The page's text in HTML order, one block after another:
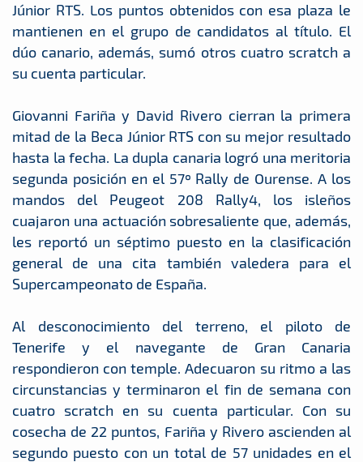
Júnior RTS. Los puntos obtenidos con esa plaza le
mantienen en el grupo de candidatos al título. El
dúo canario, además, sumó otros cuatro scratch a
su cuenta particular.
Giovanni Fariña y David Rivero cierran la primera
mitad de la Beca Júnior RTS con su mejor resultado
hasta la fecha. La dupla canaria logró una meritoria
segunda posición en el 57º Rally de Ourense. A los
mandos del Peugeot 208 Rally4, los isleños
cuajaron una actuación sobresaliente que, además,
les reportó un séptimo puesto en la clasificación
general de una cita también valedera para el
Supercampeonato de España.
Al desconocimiento del terreno, el piloto de
Tenerife y el navegante de Gran Canaria
respondieron con temple. Adecuaron su ritmo a las
circunstancias y terminaron el fin de semana con
cuatro scratch en su cuenta particular. Con su
cosecha de 22 puntos, Fariña y Rivero ascienden al
segundo puesto con un total de 57 unidades en el